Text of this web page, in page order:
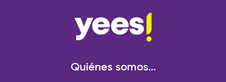
Quiénes somos...